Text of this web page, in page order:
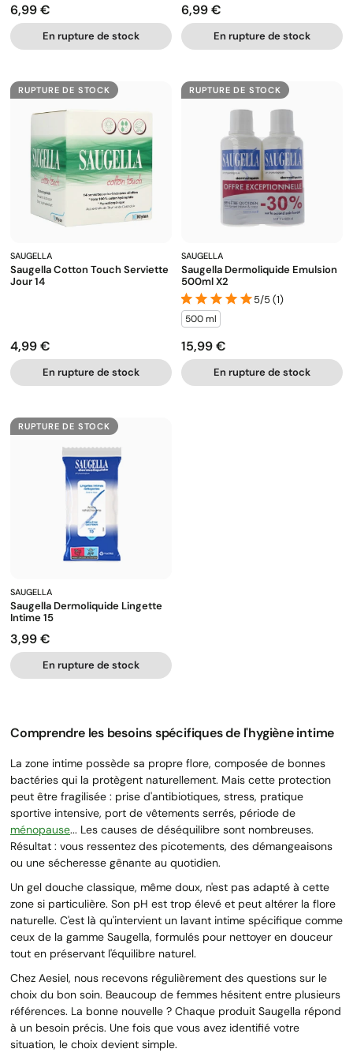
Prix
6,99 €
En rupture de stock
Prix
6,99 €
En rupture de stock
RUPTURE DE STOCK
SAUGELLA
Saugella Cotton Touch Serviette
Jour 14
Prix
4,99 €
En rupture de stock
RUPTURE DE STOCK
SAUGELLA
Saugella Dermoliquide Emulsion
500ml X2
5/5 (1)
500 ml
Prix
15,99 €
En rupture de stock
RUPTURE DE STOCK
SAUGELLA
Saugella Dermoliquide Lingette
Intime 15
Prix
3,99 €
En rupture de stock
Comprendre les besoins spécifiques de l'hygiène intime
La zone intime possède sa propre flore, composée de bonnes
bactéries qui la protègent naturellement. Mais cette protection
peut être fragilisée : prise d'antibiotiques, stress, pratique
sportive intensive, port de vêtements serrés, période de
ménopause... Les causes de déséquilibre sont nombreuses.
Résultat : vous ressentez des picotements, des démangeaisons
ou une sécheresse gênante au quotidien.
Un gel douche classique, même doux, n'est pas adapté à cette
zone si particulière. Son pH est trop élevé et peut altérer la flore
naturelle. C'est là qu'intervient un lavant intime spécifique comme
ceux de la gamme Saugella, formulés pour nettoyer en douceur
tout en préservant l'équilibre naturel.
Chez Aesiel, nous recevons régulièrement des questions sur le
choix du bon soin. Beaucoup de femmes hésitent entre plusieurs
références. La bonne nouvelle ? Chaque produit Saugella répond
à un besoin précis. Une fois que vous avez identifié votre
situation, le choix devient simple.